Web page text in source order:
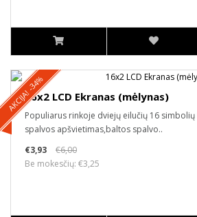
AKCIJA! -34%16x2 LCD Ekranas (mėlynas)
Populiarus rinkoje dviejų eilučių 16 simbolių
spalvos apšvietimas,baltos spalvo..
€3,93
€6,00
Be mokesčių: €3,25